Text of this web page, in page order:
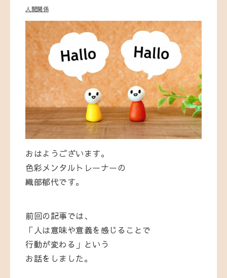
人間関係
おはようございます。
色彩メンタルトレーナーの
織部郁代です。
前回の記事では、
「人は意味や意義を感じることで
行動が変わる」という
お話をしました。